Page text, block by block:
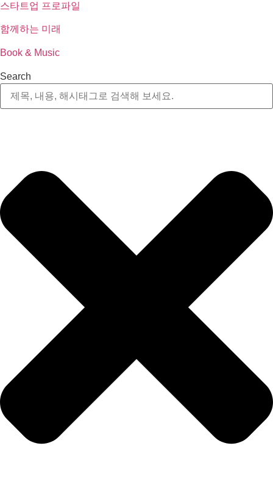
스타트업 프로파일
함께하는 미래
Book & Music
Search